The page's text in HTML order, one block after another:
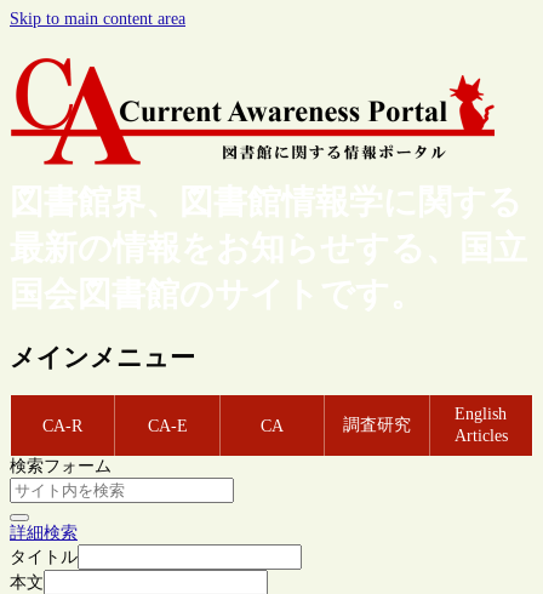
Skip to main content area
図書館界、図書館情報学に関する
最新の情報をお知らせする、国立
国会図書館のサイトです。
メインメニュー
CA-R CA-E CA 調査研究
English
Articles
検索フォーム
詳細検索
タイトル
本文